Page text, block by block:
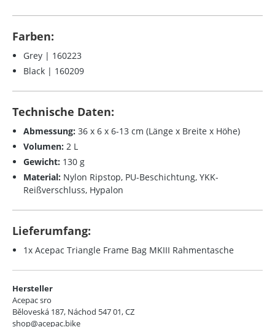
Farben:
Grey | 160223
Black | 160209
Technische Daten:
Abmessung: 36 x 6 x 6-13 cm (Länge x Breite x Höhe)
Volumen: 2 L
Gewicht: 130 g
Material: Nylon Ripstop, PU-Beschichtung, YKK-
Reißverschluss, Hypalon
Lieferumfang:
1x Acepac Triangle Frame Bag MKIII Rahmentasche
Hersteller
Acepac sro
Běloveská 187, Náchod 547 01, CZ
shop@acepac.bike